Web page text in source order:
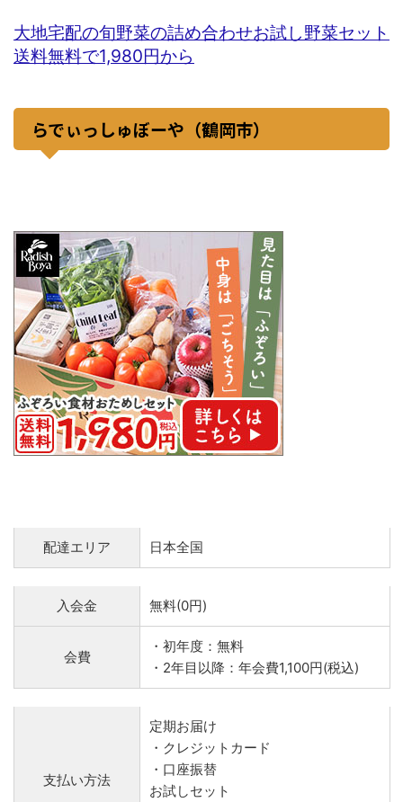
大地宅配の旬野菜の詰め合わせお試し野菜セット
送料無料で1,980円から
らでぃっしゅぼーや（鶴岡市）
配達エリア 日本全国
入会金 無料(0円)
会費
・初年度：無料
・2年目以降：年会費1,100円(税込)
支払い方法
定期お届け
・クレジットカード
・口座振替
お試しセット